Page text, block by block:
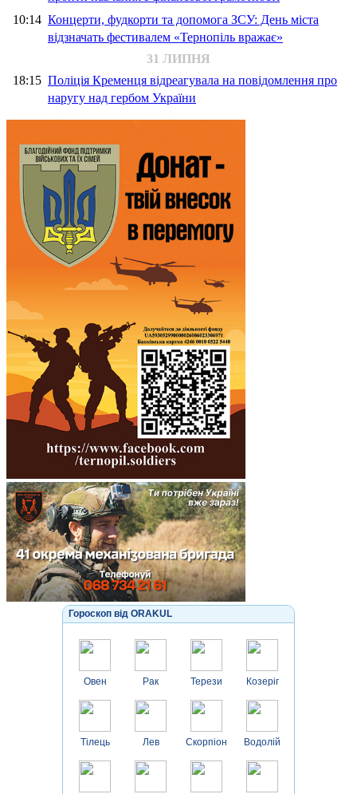
10:14 Концерти, фудкорти та допомога ЗСУ: День міста
відзначать фестивалем «Тернопіль вражає»
31 ЛИПНЯ
18:15 Поліція Кременця відреагувала на повідомлення про
наругу над гербом України
Гороскоп від ORAKUL
Овен
Тілець
Рак
Лев
Терези
Скорпіон
Козеріг
Водолій